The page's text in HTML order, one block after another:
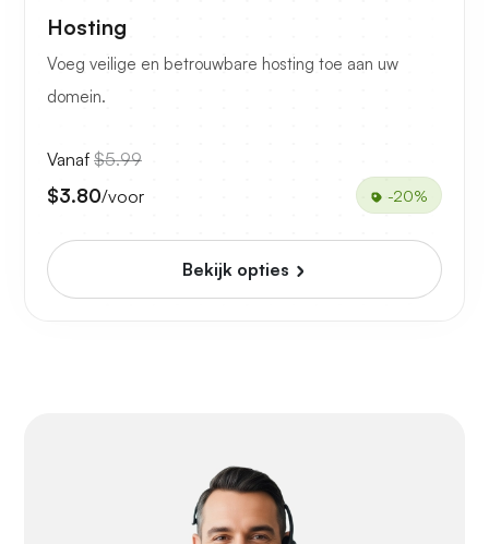
Hosting
Voeg veilige en betrouwbare hosting toe aan uw
domein.
Vanaf $5.99
$3.80/voor -20%
Bekijk opties